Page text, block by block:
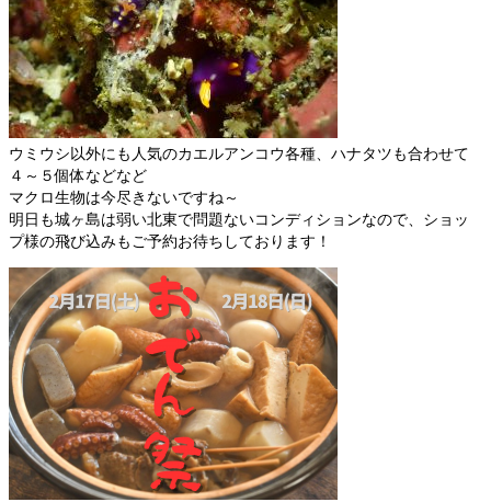
ウミウシ以外にも人気のカエルアンコウ各種、ハナタツも合わせて
４～５個体などなど
マクロ生物は今尽きないですね～
明日も城ヶ島は弱い北東で問題ないコンディションなので、ショッ
プ様の飛び込みもご予約お待ちしております！